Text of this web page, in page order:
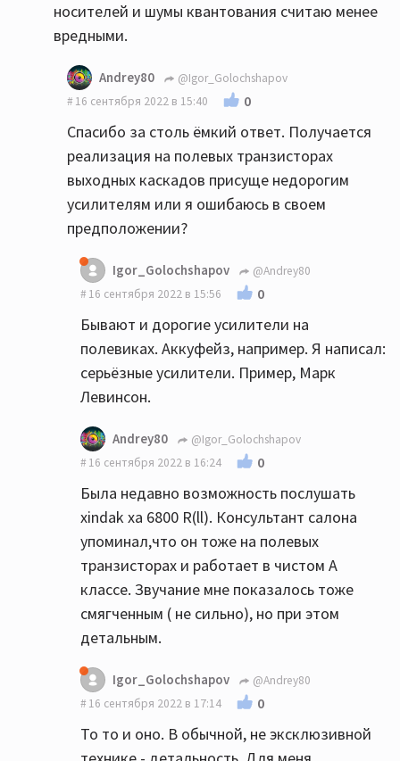
носителей и шумы квантования считаю менее
вредными.
Andrey80
@Igor_Golochshapov
16 сентября 2022 в 15:40
0
Спасибо за столь ёмкий ответ. Получается
реализация на полевых транзисторах
выходных каскадов присуще недорогим
усилителям или я ошибаюсь в своем
предположении?
Igor_Golochshapov
@Andrey80
16 сентября 2022 в 15:56
0
Бывают и дорогие усилители на
полевиках. Аккуфейз, например. Я написал:
серьёзные усилители. Пример, Марк
Левинсон.
Andrey80
@Igor_Golochshapov
16 сентября 2022 в 16:24
0
Была недавно возможность послушать
xindak xa 6800 R(ll). Консультант салона
упоминал,что он тоже на полевых
транзисторах и работает в чистом А
классе. Звучание мне показалось тоже
смягченным ( не сильно), но при этом
детальным.
Igor_Golochshapov
@Andrey80
16 сентября 2022 в 17:14
0
То то и оно. В обычной, не эксклюзивной